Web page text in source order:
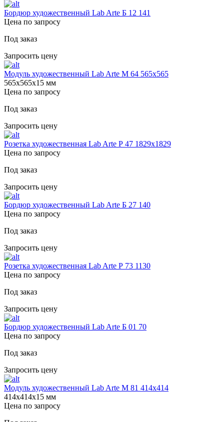
Бордюр художественный Lab Arte Б 12 141
Цена по запросу
Под заказ
Запросить цену
Модуль художественный Lab Arte М 64 565х565
565х565х15 мм
Цена по запросу
Под заказ
Запросить цену
Розетка художественная Lab Arte Р 47 1829х1829
Цена по запросу
Под заказ
Запросить цену
Бордюр художественный Lab Arte Б 27 140
Цена по запросу
Под заказ
Запросить цену
Розетка художественная Lab Arte Р 73 1130
Цена по запросу
Под заказ
Запросить цену
Бордюр художественный Lab Arte Б 01 70
Цена по запросу
Под заказ
Запросить цену
Модуль художественный Lab Arte М 81 414х414
414х414х15 мм
Цена по запросу